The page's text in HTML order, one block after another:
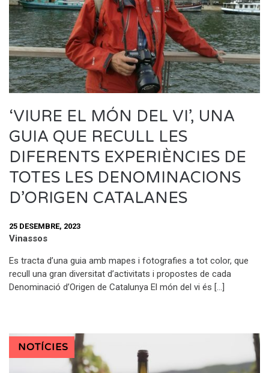
‘VIURE EL MÓN DEL VI’, UNA
GUIA QUE RECULL LES
DIFERENTS EXPERIÈNCIES DE
TOTES LES DENOMINACIONS
D’ORIGEN CATALANES
25 DESEMBRE, 2023
Vinassos
Es tracta d’una guia amb mapes i fotografies a tot color, que
recull una gran diversitat d’activitats i propostes de cada
Denominació d’Origen de Catalunya El món del vi és […]
NOTÍCIES